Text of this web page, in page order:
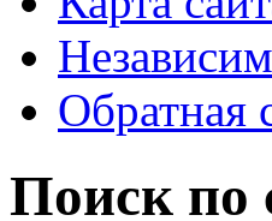
Обратная
Поиск по